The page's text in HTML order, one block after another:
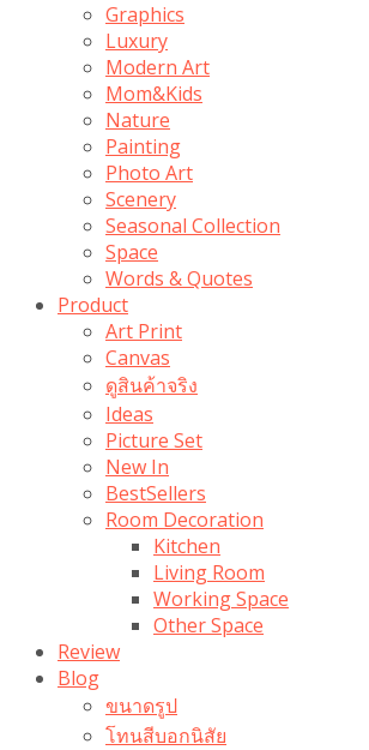
Graphics
Luxury
Modern Art
Mom&Kids
Nature
Painting
Photo Art
Scenery
Seasonal Collection
Space
Words & Quotes
Product
Art Print
Canvas
ดูสินค้าจริง
Ideas
Picture Set
New In
BestSellers
Room Decoration
Kitchen
Living Room
Working Space
Other Space
Review
Blog
ขนาดรูป
โทนสีบอกนิสัย